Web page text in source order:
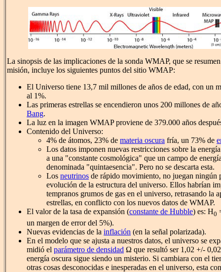
La sinopsis de las implicaciones de la sonda WMAP, que se
misión, incluye los siguientes puntos del sitio WMAP:
El Universo tiene 13,7 mil millones de años de edad, con un
al 1%.
Las primeras estrellas se encendieron unos 200 millones de
Bang.
La luz en la imagen WMAP proviene de 379.000 años
Contenido del Universo:
4% de átomos, 23% de materia oscura fría, un 73% de
Los datos imponen nuevas restricciones sobre la
a una "constante cosmológica" que un campo de
denominada "quintaesencia". Pero no se descarta esta.
Los neutrinos de rápido movimiento, no juegan ningún
evolución de la estructura del universo. Ellos habrían
tempranos grumos de gas en el universo, retrasando la
estrellas, en conflicto con los nuevos datos de WMAP.
El valor de la tasa de expansión (constante de Hubble) es: H0
un margen de error del 5%).
Nuevas evidencias de la inflación (en la señal polarizada).
En el modelo que se ajusta a nuestros datos, el universo se
midió el parámetro de densidad Ω que resultó ser 1,02 +/-
energía oscura sigue siendo un misterio. Si cambiara con el
otras cosas desconocidas e inesperadas en el universo, esta